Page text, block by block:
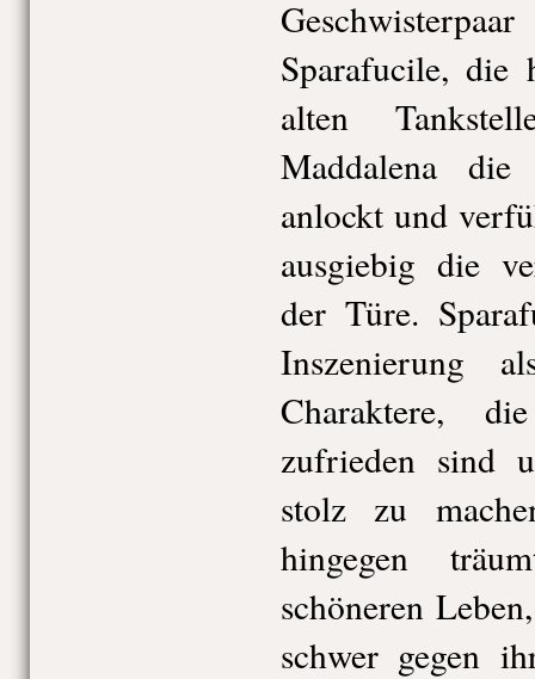
Sparafucile, die
alten
Maddalena
anlockt und
ausgiebig die
der Türe.
Inszenierung
Charaktere,
zufrieden sind
stolz zu
hingegen
schöneren
schwer gegen